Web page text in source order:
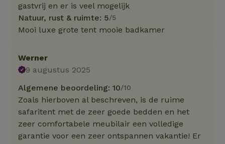
gastvrij en er is veel mogelijk
Natuur, rust & ruimte: 5/5
Mooi luxe grote tent mooie badkamer
Werner
9 augustus 2025
Algemene beoordeling: 10/10
Zoals hierboven al beschreven, is de ruime
safaritent met de zeer goede bedden en het
zeer comfortabele meubilair een volledige
garantie voor een zeer ontspannen vakantie! Er